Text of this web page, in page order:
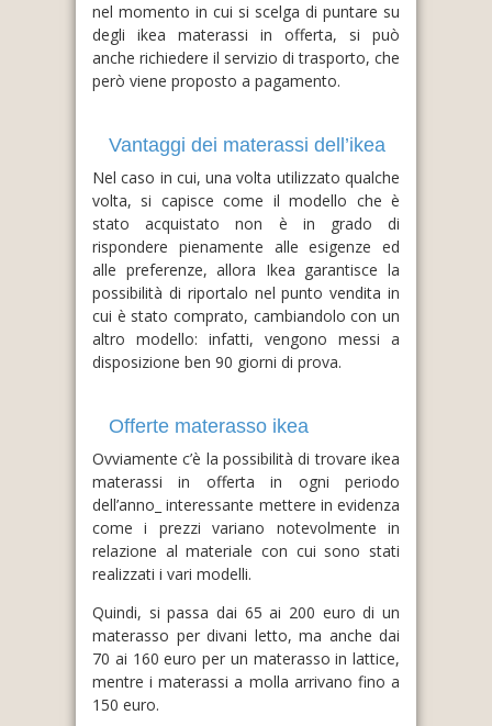
nel momento in cui si scelga di puntare su
degli ikea materassi in offerta, si può
anche richiedere il servizio di trasporto, che
però viene proposto a pagamento.
Vantaggi dei materassi dell’ikea
Nel caso in cui, una volta utilizzato qualche
volta, si capisce come il modello che è
stato acquistato non è in grado di
rispondere pienamente alle esigenze ed
alle preferenze, allora Ikea garantisce la
possibilità di riportalo nel punto vendita in
cui è stato comprato, cambiandolo con un
altro modello: infatti, vengono messi a
disposizione ben 90 giorni di prova.
Offerte materasso ikea
Ovviamente c’è la possibilità di trovare ikea
materassi in offerta in ogni periodo
dell’anno_ interessante mettere in evidenza
come i prezzi variano notevolmente in
relazione al materiale con cui sono stati
realizzati i vari modelli.
Quindi, si passa dai 65 ai 200 euro di un
materasso per divani letto, ma anche dai
70 ai 160 euro per un materasso in lattice,
mentre i materassi a molla arrivano fino a
150 euro.